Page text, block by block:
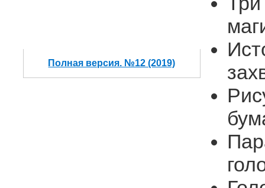
Полная версия. №12 (2019)